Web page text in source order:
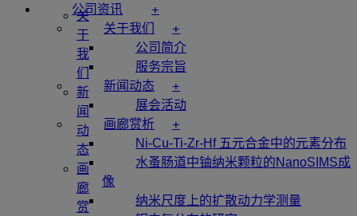
公司资讯
+
关于我们 +
公司简介
服务宗旨
新闻动态
+
展会活动
画廊赏析
+
Ni-Cu-Ti-Zr-Hf 五元合金中的元素分布
水蚤肠道中铀纳米颗粒的NanoSIMS成
像
纳米尺度上的扩散动力学测量
关
于
我
们
新
闻
动
态
画
廊
赏